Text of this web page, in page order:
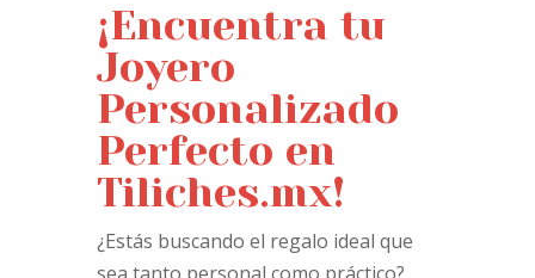
¡Encuentra tu
Joyero
Personalizado
Perfecto en
Tiliches.mx!
¿Estás buscando el regalo ideal que